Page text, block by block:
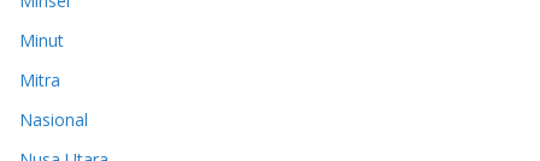
Minut
Mitra
Nasional